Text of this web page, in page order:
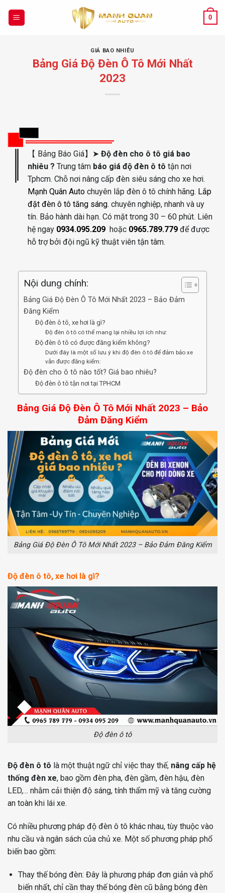
0
GIÁ BAO NHIÊU
Bảng Giá Độ Đèn Ô Tô Mới Nhất
2023
【 Bảng Báo Giá】➤ Độ đèn cho ô tô giá bao
nhiêu ? Trung tâm báo giá độ đèn ô tô tận nơi
Tphcm. Chỗ nơi nâng cấp đèn siêu sáng cho xe hơi.
Mạnh Quân Auto chuyên lắp đèn ô tô chính hãng. Lắp
đặt đèn ô tô tăng sáng. chuyên nghiệp, nhanh và uy
tín. Bảo hành dài hạn. Có mặt trong 30 – 60 phút. Liên
hệ ngay 0934.095.209 hoặc 0965.789.779 để được
hỗ trợ bởi đội ngũ kỹ thuật viên tận tâm.
Nội dung chính:
Bảng Giá Độ Đèn Ô Tô Mới Nhất 2023 – Bảo Đảm
Đăng Kiểm
Độ đèn ô tô, xe hơi là gì?
Độ đèn ô tô có thể mang lại nhiều lợi ích như:
Độ đèn ô tô có được đăng kiểm không?
Dưới đây là một số lưu ý khi độ đèn ô tô để đảm bảo xe
vẫn được đăng kiểm:
Độ đèn cho ô tô nào tốt? Giá bao nhiêu?
Độ đèn ô tô tận nơi tại TPHCM
Bảng Giá Độ Đèn Ô Tô Mới Nhất 2023 – Bảo
Đảm Đăng Kiểm
Bảng Giá Độ Đèn Ô Tô Mới Nhất 2023 – Bảo Đảm Đăng Kiểm
Độ đèn ô tô, xe hơi là gì?
Độ đèn ô tô
Độ đèn ô tô là một thuật ngữ chỉ việc thay thế, nâng cấp hệ
thống đèn xe, bao gồm đèn pha, đèn gầm, đèn hậu, đèn
LED,… nhằm cải thiện độ sáng, tính thẩm mỹ và tăng cường
an toàn khi lái xe.
Có nhiều phương pháp độ đèn ô tô khác nhau, tùy thuộc vào
nhu cầu và ngân sách của chủ xe. Một số phương pháp phổ
biến bao gồm:
Thay thế bóng đèn: Đây là phương pháp đơn giản và phổ
biến nhất, chỉ cần thay thế bóng đèn cũ bằng bóng đèn